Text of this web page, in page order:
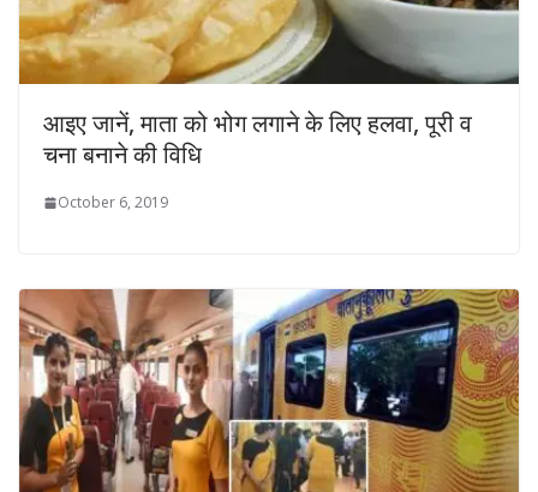
आइए जानें, माता को भोग लगाने के लिए हलवा, पूरी व
चना बनाने की विधि
October 6, 2019